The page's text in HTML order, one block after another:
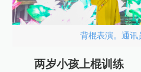
背棍表演。通讯
两岁小孩上棍训练